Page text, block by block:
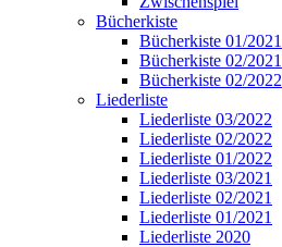
Bücherkiste
Bücherkiste 01/2021
Bücherkiste 02/2021
Bücherkiste 02/2022
Liederliste
Liederliste 03/2022
Liederliste 02/2022
Liederliste 01/2022
Liederliste 03/2021
Liederliste 02/2021
Liederliste 01/2021
Liederliste 2020